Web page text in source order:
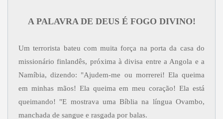
A PALAVRA DE DEUS É FOGO DIVINO!
Um terrorista bateu com muita força na porta da casa do
missionário finlandês, próxima à divisa entre a Angola e a
Namíbia, dizendo: "Ajudem-me ou morrerei! Ela queima
em minhas mãos! Ela queima em meu coração! Ela está
queimando! "E mostrava uma Bíblia na língua Ovambo,
manchada de sangue e rasgada por balas.